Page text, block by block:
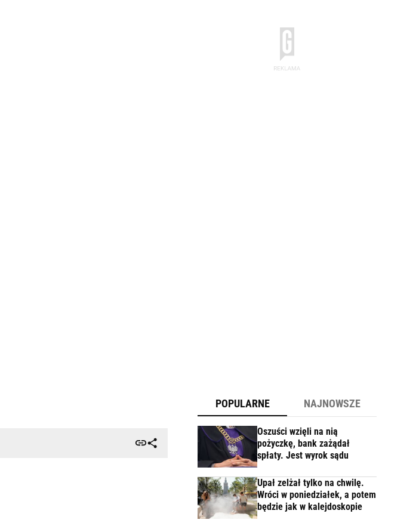
POPULARNE NAJNOWSZE
Oszuści wzięli na nią
pożyczkę, bank zażądał
spłaty. Jest wyrok sądu
Upał zelżał tylko na chwilę.
Wróci w poniedziałek, a potem
będzie jak w kalejdoskopie